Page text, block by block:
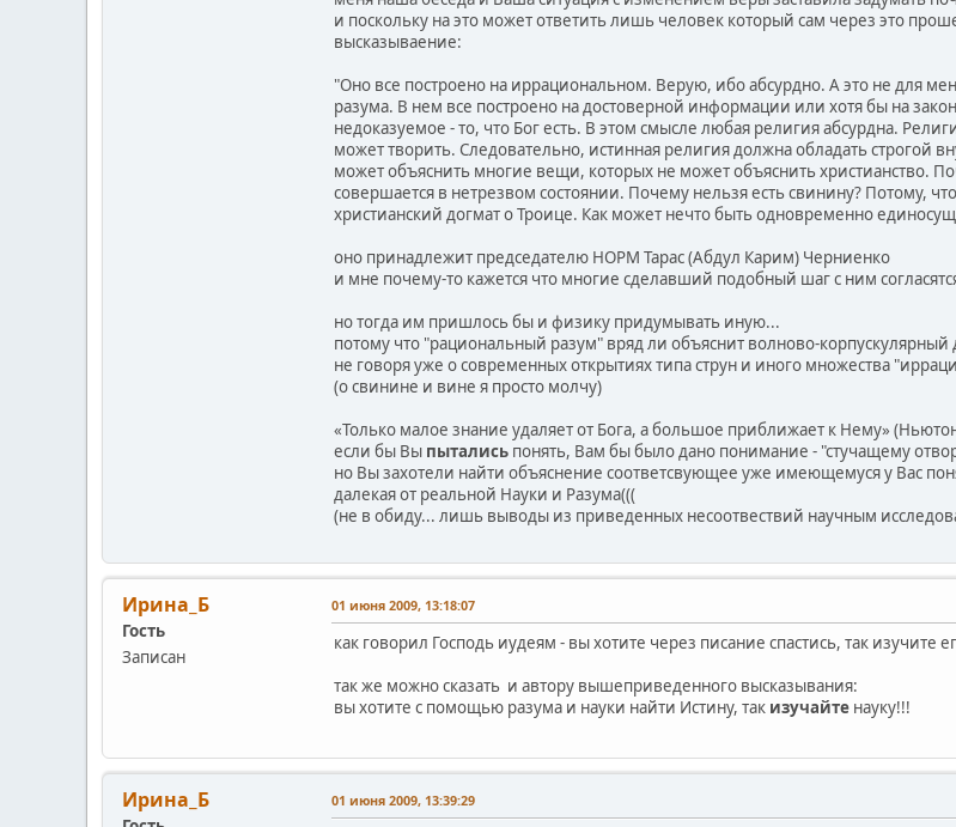
и поскольку на это может ответить лишь человек который сам через это
высказываение:
"Оно все построено на иррациональном. Верую, ибо абсурдно. А это не для
разума. В нем все построено на достоверной информации или хотя бы на
недоказуемое - то, что Бог есть. В этом смысле любая религия абсурдна.
может творить. Следовательно, истинная религия должна обладать строгой
может объяснить многие вещи, которых не может объяснить христианство.
совершается в нетрезвом состоянии. Почему нельзя есть свинину? Потому,
христианский догмат о Троице. Как может нечто быть одновременно
оно принадлежит председателю НОРМ Тарас (Абдул Карим) Черниенко
и мне почему-то кажется что многие сделавший подобный шаг с ним
но тогда им пришлось бы и физику придумывать иную...
потому что "рациональный разум" вряд ли объяснит волново-
не говоря уже о современных открытиях типа струн и иного множества
(о свинине и вине я просто молчу)
«Только малое знание удаляет от Бога, а большое приближает к Нему»
если бы Вы пытались понять, Вам бы было дано понимание - "стучащему
но Вы захотели найти объяснение соответсвующее уже имеющемуся у Вас
далекая от реальной Науки и Разума(((
(не в обиду... лишь выводы из приведенных несоотвествий научным
Ирина_Б
Гость
Записан
01 июня 2009, 13:18:07
как говорил Господь иудеям - вы хотите через писание спастись, так изучите
так же можно сказать и автору вышеприведенного высказывания:
вы хотите с помощью разума и науки найти Истину, так изучайте науку!!!
Ирина_Б 01 июня 2009, 13:39:29